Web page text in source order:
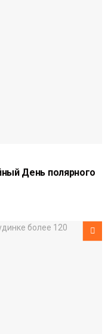
День полярного